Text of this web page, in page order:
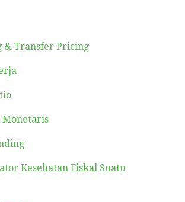
& Transfer Pricing
Monetaris
Kesehatan Fiskal Suatu